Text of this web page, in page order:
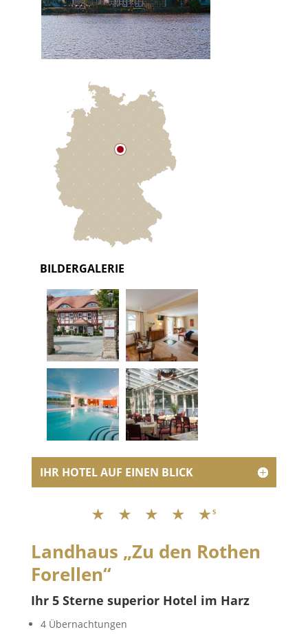
BILDERGALERIE
IHR HOTEL AUF EINEN BLICK
Landhaus „Zu den Rothen
Forellen“
Ihr 5 Sterne superior Hotel im Harz
4 Übernachtungen